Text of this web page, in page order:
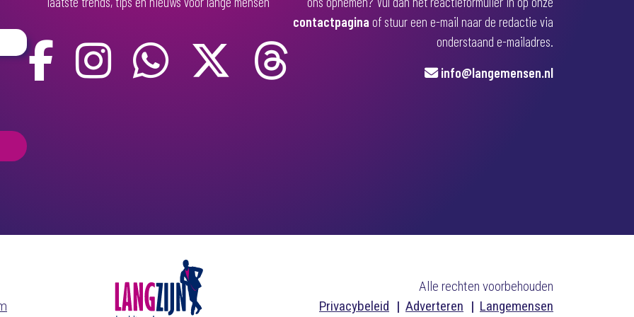
contactpagina of stuur een e-mail naar de redactie via
onderstaand e-mailadres.
info@langemensen.nl
Alle rechten voorbehouden
Privacybeleid
Adverteren Langemensen